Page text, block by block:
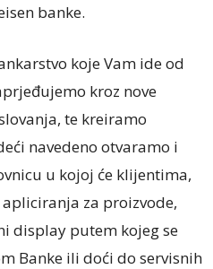
banke.
koje Vam ide od
kroz nove
te kreiramo
navedeno otvaramo i
u kojoj će klijentima,
za proizvode,
display putem kojeg se
Banke ili doći do servisnih